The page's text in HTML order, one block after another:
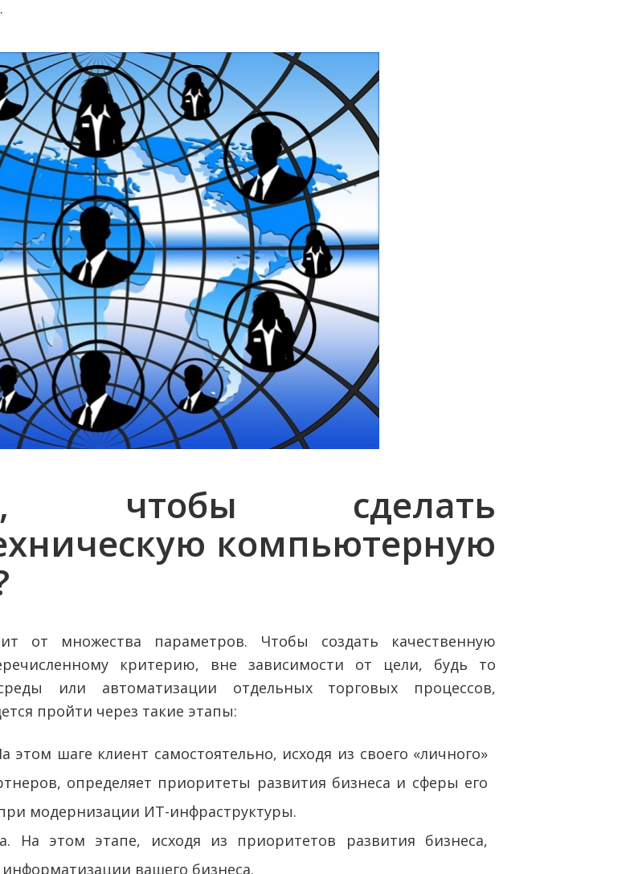
чтобы сделать
компьютерную
от множества параметров. Чтобы создать качественную
критерию, вне зависимости от цели, будь то
или автоматизации отдельных торговых процессов,
пройти через такие этапы:
шаге клиент самостоятельно, исходя из своего «личного»
определяет приоритеты развития бизнеса и сферы его
модернизации ИТ-инфраструктуры.
На этом этапе, исходя из приоритетов развития бизнеса,
вашего бизнеса.